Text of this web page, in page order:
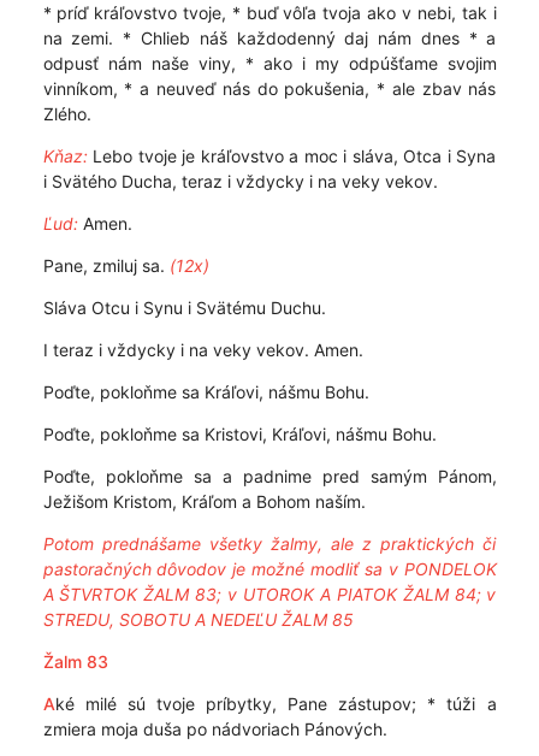
* príď kráľovstvo tvoje, * buď vôľa tvoja ako v nebi, tak i
na zemi. * Chlieb náš každodenný daj nám dnes * a
odpusť nám naše viny, * ako i my odpúšťame svojim
vinníkom, * a neuveď nás do pokušenia, * ale zbav nás
Zlého.
Kňaz:Lebo tvoje je kráľovstvo a moc i sláva, Otca i Syna
i Svätého Ducha, teraz i vždycky i na veky vekov.
Ľud:Amen.
Pane, zmiluj sa. (12x)
Sláva Otcu i Synu i Svätému Duchu.
I teraz i vždycky i na veky vekov. Amen.
Poďte, pokloňme sa Kráľovi, nášmu Bohu.
Poďte, pokloňme sa Kristovi, Kráľovi, nášmu Bohu.
Poďte, pokloňme sa a padnime pred samým Pánom,
Ježišom Kristom, Kráľom a Bohom naším.
Potom prednášame všetky žalmy, ale z praktických či
pastoračných dôvodov je možné modliť sa v PONDELOK
A ŠTVRTOK ŽALM 83; v UTOROK A PIATOK ŽALM 84; v
STREDU, SOBOTU A NEDEĽU ŽALM 85
Žalm 83
Aké milé sú tvoje príbytky, Pane zástupov; * túži a
zmiera moja duša po nádvoriach Pánových.